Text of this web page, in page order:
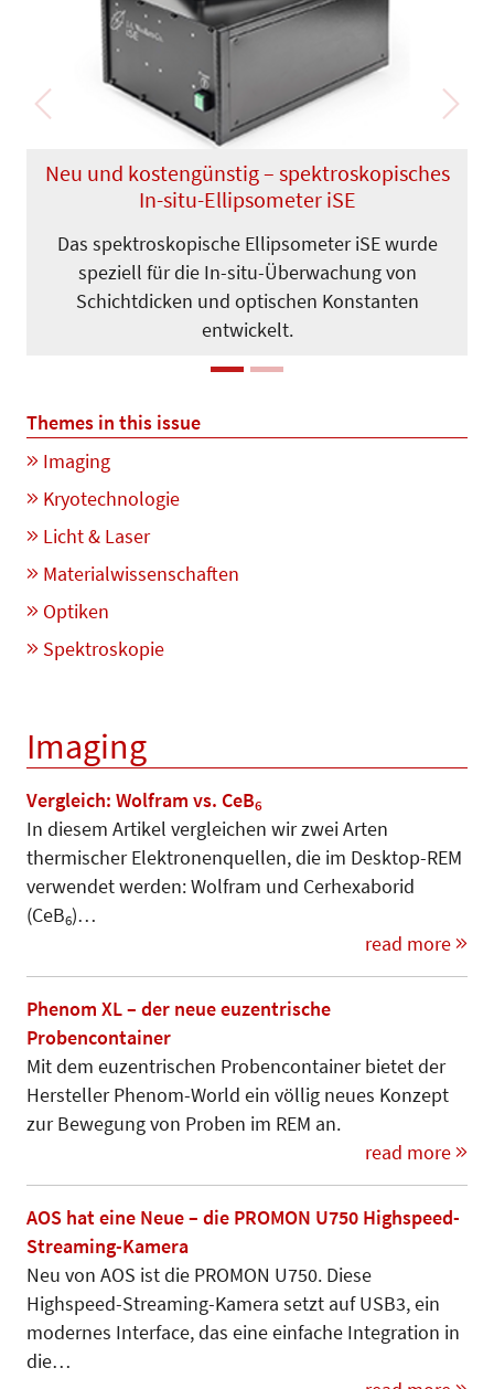
Neu und kostengünstig – spektroskopisches
In-situ-Ellipsometer iSE
Das spektroskopische Ellipsometer iSE wurde
speziell für die In-situ-Über­wachung von
Schichtdicken und opti­schen Konstanten
entwickelt.
Previous Next
Themes in this issue
Imaging
Kryotechnologie
Licht & Laser
Materialwissenschaften
Optiken
Spektroskopie
Imaging
Vergleich: Wolfram vs. CeB6
In diesem Artikel vergleichen wir zwei Arten
thermischer Elek­tro­­nen­quel­len, die im Desktop-REM
verwendet werden: Wolfram und Cer­hexaborid
(CeB6)…
read more
Phenom XL – der neue euzentrische
Probencontainer
Mit dem euzentrischen Probencon­tainer bietet der
Hersteller Phenom-World ein völlig neues Konzept
zur Bewegung von Proben im REM an.
read more
AOS hat eine Neue – die PROMON U750 Highspeed-
Streaming-Kamera
Neu von AOS ist die PROMON U750. Diese
Highspeed-Streaming-Kamera setzt auf USB3, ein
modernes Interface, das eine einfache Integration in
die…